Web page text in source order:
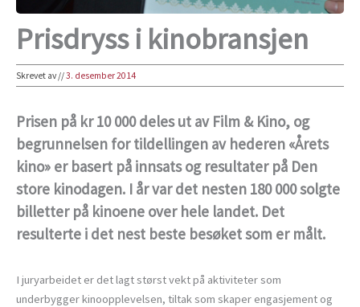
Prisdryss i kinobransjen
Skrevet av//3. desember 2014
Prisen på kr 10 000 deles ut av Film & Kino, og
begrunnelsen for tildellingen av hederen «Årets
kino» er basert på innsats og resultater på Den
store kinodagen. I år var det nesten 180 000 solgte
billetter på kinoene over hele landet. Det
resulterte i det nest beste besøket som er målt.
I juryarbeidet er det lagt størst vekt på aktiviteter som
underbygger kinoopplevelsen, tiltak som skaper engasjement og